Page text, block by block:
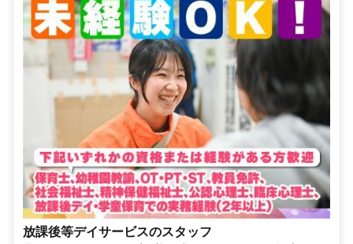
放課後等デイサービスのスタッフ